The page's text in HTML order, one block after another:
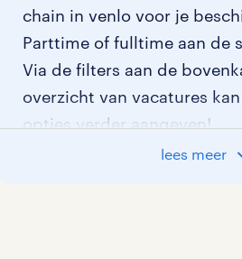
chain in venlo voor je
Parttime of fulltime aan de
Via de filters aan de
overzicht van vacatures
opties verder aangeven!
lees meer